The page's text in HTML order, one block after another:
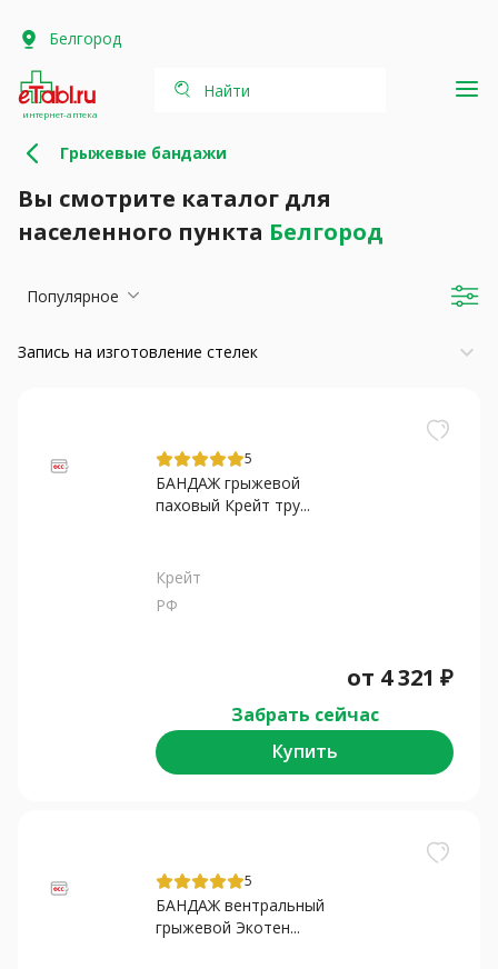
Белгород
интернет-аптека
Найти
Грыжевые бандажи
Вы смотрите каталог для
населенного пункта Белгород
Популярное
Запись на изготовление стелек keyboard_arrow_down
5
БАНДАЖ грыжевой
паховый Крейт тру...
Крейт
РФ
от 4 321 ₽
Забрать сейчас
Купить
5
БАНДАЖ вентральный
грыжевой Экотен...